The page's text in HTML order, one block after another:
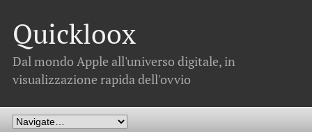
Quickloox
Dal mondo Apple all'universo digitale, in
visualizzazione rapida dell'ovvio